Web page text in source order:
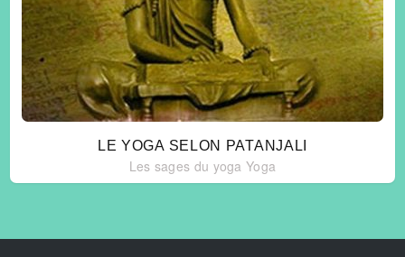
LE YOGA SELON PATANJALI
Les sages du yoga Yoga